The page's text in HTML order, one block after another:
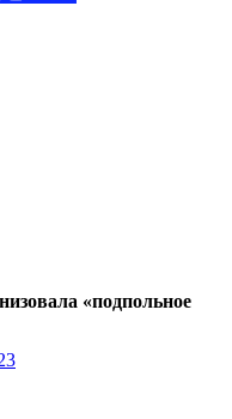
«подпольное